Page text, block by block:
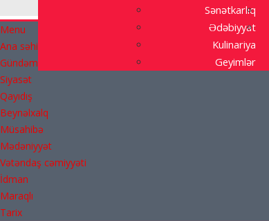
Sənətkarlıq
Ədəbiyyat
Kulinariya
Geyimlər
Menu
Ana səhifə
Gündəm
Siyasət
Qayıdış
Beynəlxalq
Müsahibə
Mədəniyyət
Vətəndaş cəmiyyəti
İdman
Maraqlı
Tarix